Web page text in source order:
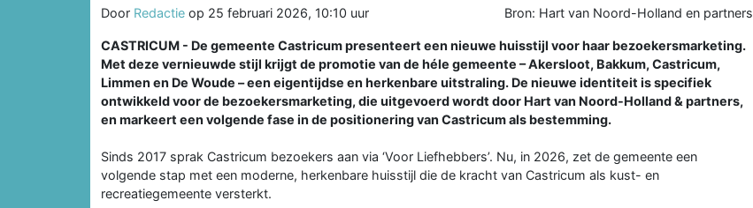
Door Redactie op 25 februari 2026, 10:10 uur Bron: Hart van Noord-Holland en partners
CASTRICUM - De gemeente Castricum presenteert een nieuwe huisstijl voor haar bezoekersmarketing.
Met deze vernieuwde stijl krijgt de promotie van de héle gemeente – Akersloot, Bakkum, Castricum,
Limmen en De Woude – een eigentijdse en herkenbare uitstraling. De nieuwe identiteit is specifiek
ontwikkeld voor de bezoekersmarketing, die uitgevoerd wordt door Hart van Noord-Holland & partners,
en markeert een volgende fase in de positionering van Castricum als bestemming.
Sinds 2017 sprak Castricum bezoekers aan via ‘Voor Liefhebbers’. Nu, in 2026, zet de gemeente een
volgende stap met een moderne, herkenbare huisstijl die de kracht van Castricum als kust- en
recreatiegemeente versterkt.